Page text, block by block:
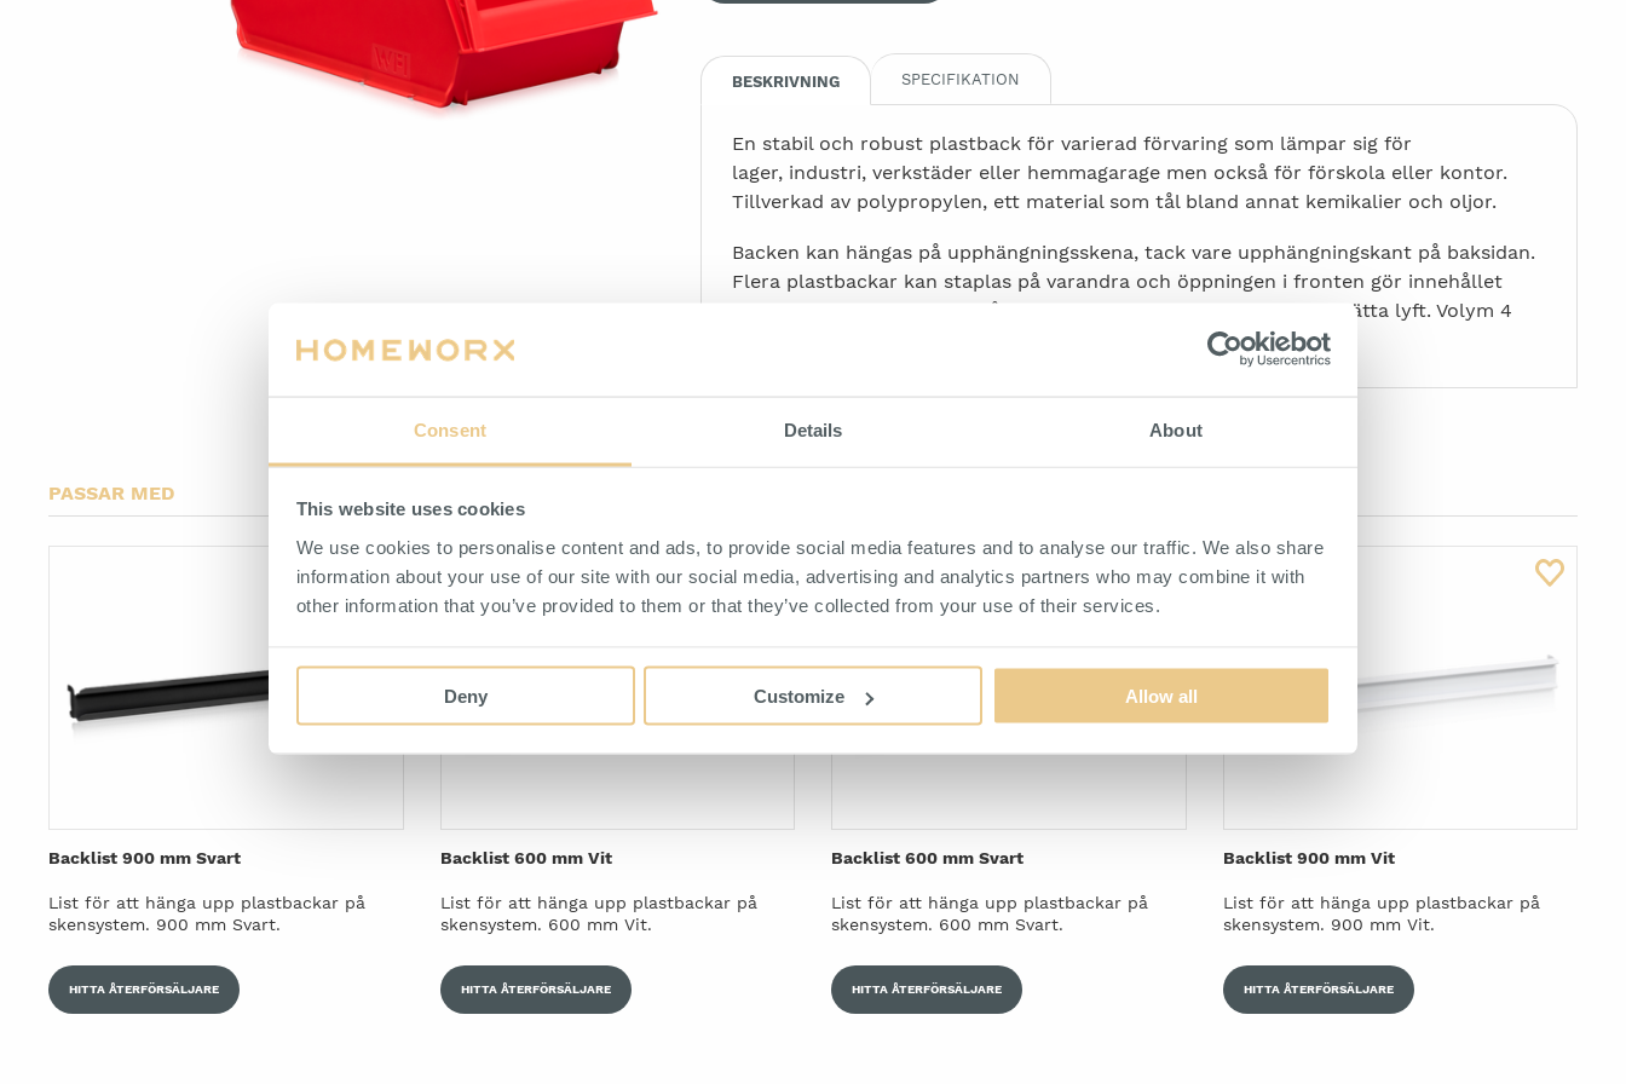
Consent Details About
This website uses cookies
We use cookies to personalise content and ads, to provide social media features and to analyse our traffic. We also share
information about your use of our site with our social media, advertising and analytics partners who may combine it with
other information that you’ve provided to them or that they’ve collected from your use of their services.
Deny Customize Allow all
BESKRIVNING SPECIFIKATION
En stabil och robust plastback för varierad förvaring som lämpar sig för
lager, industri, verkstäder eller hemmagarage men också för förskola eller kontor.
Tillverkad av polypropylen, ett material som tål bland annat kemikalier och oljor.
Backen kan hängas på upphängningsskena, tack vare upphängningskant på baksidan.
Flera plastbackar kan staplas på varandra och öppningen i fronten gör innehållet
synligt och lätt att komma åt. Greppkanter runtom för att underlätta lyft. Volym 4
PASSAR MED
Backlist 900 mm Svart
List för att hänga upp plastbackar på
skensystem. 900 mm Svart.
HITTA ÅTERFÖRSÄLJARE
Backlist 600 mm Vit
List för att hänga upp plastbackar på
skensystem. 600 mm Vit.
HITTA ÅTERFÖRSÄLJARE
Backlist 600 mm Svart
List för att hänga upp plastbackar på
skensystem. 600 mm Svart.
HITTA ÅTERFÖRSÄLJARE
Backlist 900 mm Vit
List för att hänga upp plastbackar på
skensystem. 900 mm Vit.
HITTA ÅTERFÖRSÄLJARE